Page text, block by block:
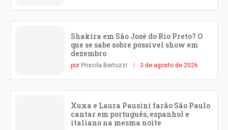
Shakira em São José do Rio Preto? O
que se sabe sobre possível show em
dezembro
por Priscila Bertozzi 3 de agosto de 2026
Xuxa e Laura Pausini farão São Paulo
cantar em português, espanhol e
italiano na mesma noite